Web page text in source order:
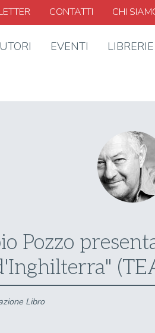
CONTATTI CHI
EVENTI LIBRERIE
Pozzo
Libro